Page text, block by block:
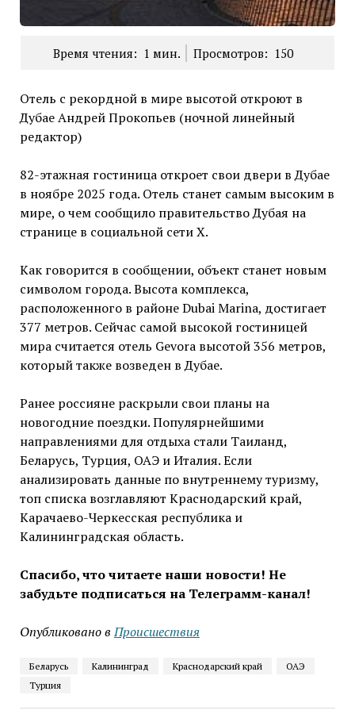
Время чтения: 1 мин. Просмотров: 150
Отель с рекордной в мире высотой откроют в
Дубае Андрей Прокопьев (ночной линейный
редактор)
82-этажная гостиница откроет свои двери в Дубае
в ноябре 2025 года. Отель станет самым высоким в
мире, о чем сообщило правительство Дубая на
странице в социальной сети Х.
Как говорится в сообщении, объект станет новым
символом города. Высота комплекса,
расположенного в районе Dubai Marina, достигает
377 метров. Сейчас самой высокой гостиницей
мира считается отель Gevora высотой 356 метров,
который также возведен в Дубае.
Ранее россияне раскрыли свои планы на
новогодние поездки. Популярнейшими
направлениями для отдыха стали Таиланд,
Беларусь, Турция, ОАЭ и Италия. Если
анализировать данные по внутреннему туризму,
топ списка возглавляют Краснодарский край,
Карачаево-Черкесская республика и
Калининградская область.
Спасибо, что читаете наши новости! Не
забудьте подписаться на Телеграмм-канал!
Опубликовано в Проиcшествия
Беларусь Калининград Краснодарский край
ОАЭ
Турция